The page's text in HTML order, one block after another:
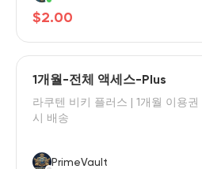
$2.00
1개월-전체 액세스-Plus
라쿠텐 비키 플러스 | 1개월 이용
시 배송
PrimeVault